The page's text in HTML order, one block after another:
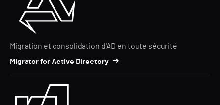
Migration et consolidation d'AD en toute sécurité
Migrator for Active Directory